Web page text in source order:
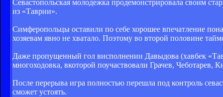
Севастопольская молодежка продемонстрировала своим
из «Таврии».
Симферопольцы оставили по себе хорошее впечатление
хозяевам явно не хватало. Поэтому во второй половине
Даже пропущенный гол висполнении Давыдова (хавбек
многоходовка, вкоторой поучаствовали Грачев,
После перерыва игра полностью перешла под контроль
сможет устоять.